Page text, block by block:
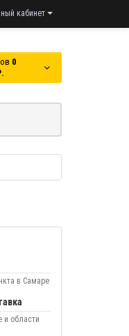
кабинет
0
в Самаре
и области